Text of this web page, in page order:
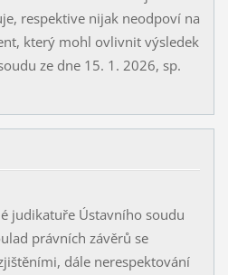
respektive nijak neodpoví na
který mohl ovlivnit výsledek
ze dne 15. 1. 2026, sp.
judikatuře Ústavního soudu
právních závěrů se
dále nerespektování